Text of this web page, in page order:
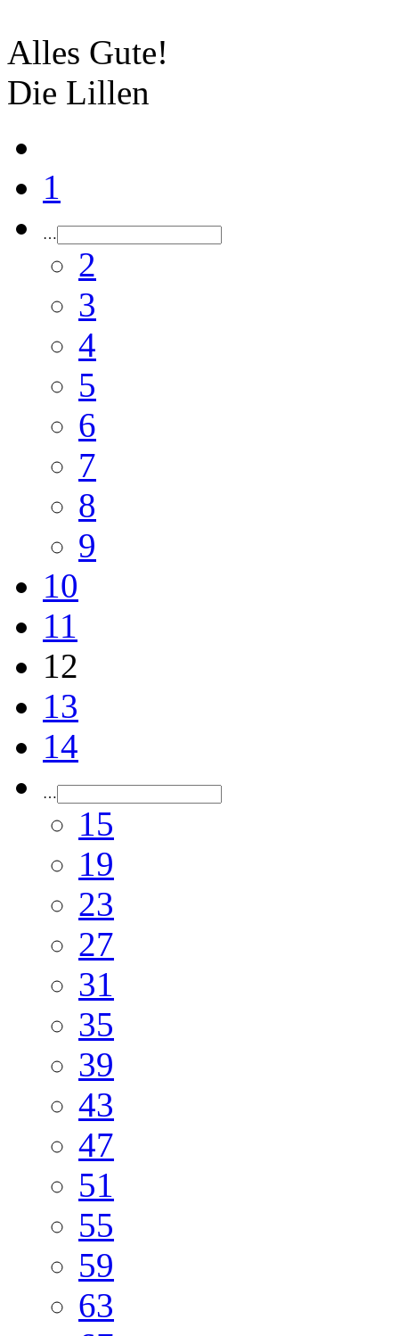
Alles Gute!
Die Lillen
1
…
2
3
4
5
6
7
8
9
10
11
12
13
14
…
15
19
23
27
31
35
39
43
47
51
55
59
63